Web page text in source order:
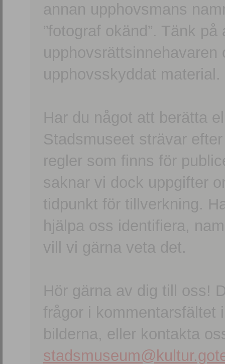
annan upphovsmans
”fotograf okänd”. Tänk
upphovsskyddat material.
Har du något att berätta
Stadsmuseet strävar
regler som finns för
saknar vi dock uppgifter
tidpunkt för tillverkning.
hjälpa oss identifiera,
vill vi gärna veta det.
Hör gärna av dig till oss!
frågor i kommentarsfältet
bilderna, eller kontakta